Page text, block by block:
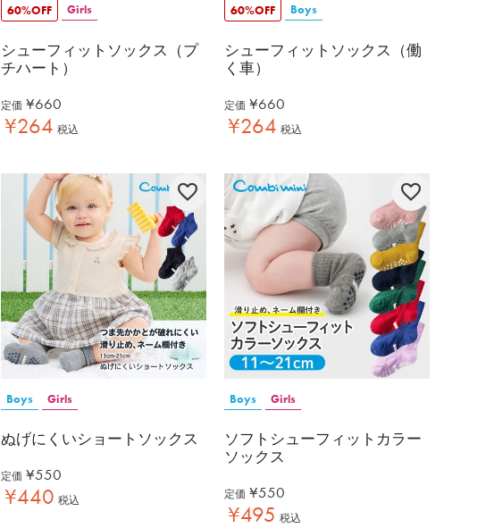
60%OFF Girls
シューフィットソックス（プ
チハート）
定価 ¥660
¥264 税込
60%OFF Boys
シューフィットソックス（働
く車）
定価 ¥660
¥264 税込
Boys Girls
ぬげにくいショートソックス
定価 ¥550
¥440 税込
Boys Girls
ソフトシューフィットカラー
ソックス
定価 ¥550
¥495 税込